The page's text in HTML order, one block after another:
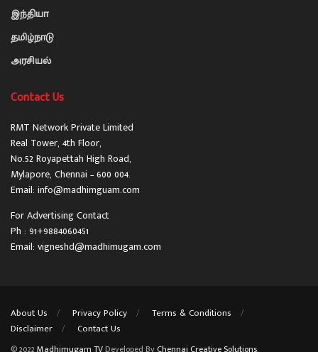
இந்தியா
தமிழ்நாடு
அரசியல்
Contact Us
RMT Network Private Limited
Real Tower, 4th Floor,
No.52 Royapettah High Road,
Mylapore, Chennai – 600 004.
Email: info@madhimguam.com
For Advertising Contact
Ph : 91+9884060451
Email: vigneshd@madhimugam.com
About Us Privacy Policy
Terms & Conditions
Disclaimer
Contact Us
© 2022 Madhimugam TV Developed By Chennai Creative Solutions.